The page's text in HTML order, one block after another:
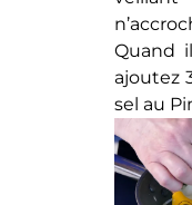
Quand
ajoutez
sel au